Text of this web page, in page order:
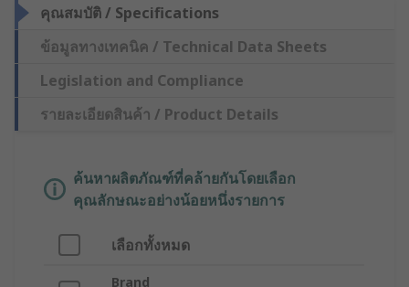
คุณสมบัติ / Specifications
ข้อมูลทางเทคนิค / Technical Data Sheets
Legislation and Compliance
รายละเอียดสินค้า / Product Details
ค้นหาผลิตภัณฑ์ที่คล้ายกันโดยเลือก
คุณลักษณะอย่างน้อยหนึ่งรายการ
เลือกทั้งหมด
Brand